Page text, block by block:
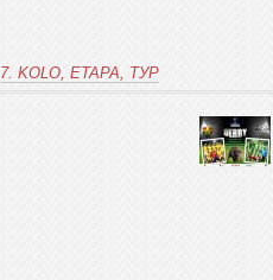
7. KOLO, ETAPA, ТУР